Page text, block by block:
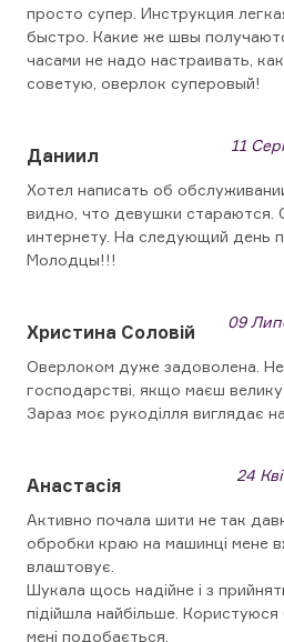
просто супер. Инструкция
быстро. Какие же швы
часами не надо настраивать,
советую, оверлок суперовый!
Даниил 11
Хотел написать об
видно, что девушки стараются.
интернету. На следующий день
Молодцы!!!
Христина Соловій 09
Оверлоком дуже задоволена.
господарстві, якщо маєш
Зараз моє рукоділля виглядає
Анастасія 24
Активно почала шити не так
обробки краю на машинці мене
влаштовує.
Шукала щось надійне і з
підійшла найбільше. Користуюся
мені подобається.